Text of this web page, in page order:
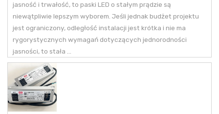
jasność i trwałość, to paski LED o stałym prądzie są
niewątpliwie lepszym wyborem. Jeśli jednak budżet projektu
jest ograniczony, odległość instalacji jest krótka i nie ma
rygorystycznych wymagań dotyczących jednorodności
jasności, to stała ...